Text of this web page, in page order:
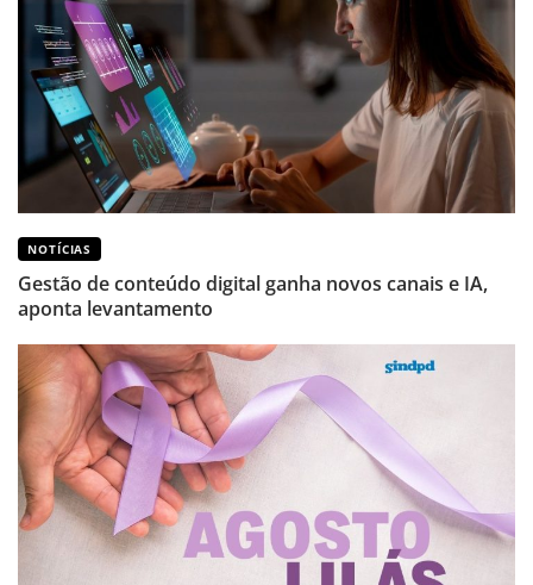
NOTÍCIAS
Gestão de conteúdo digital ganha novos canais e IA,
aponta levantamento